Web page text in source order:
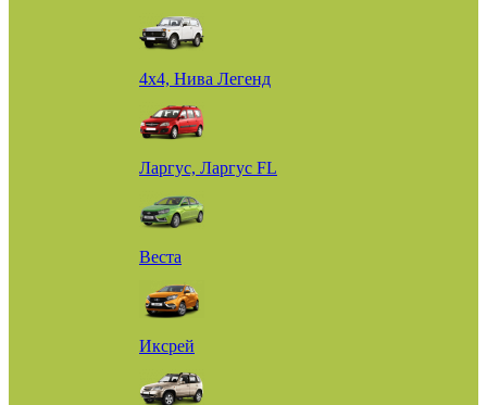
4х4, Нива Легенд
Ларгус, Ларгус FL
Веста
Иксрей